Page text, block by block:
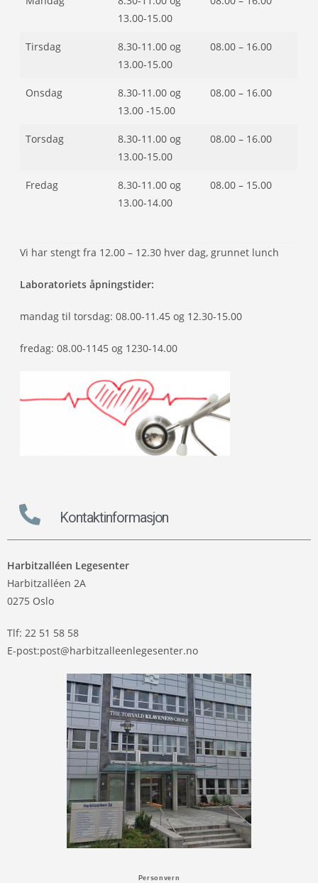
13.00-15.00
Tirsdag
8.30-11.00 og
13.00-15.00
08.00 – 16.00
Onsdag
8.30-11.00 og
13.00 -15.00
08.00 – 16.00
Torsdag
8.30-11.00 og
13.00-15.00
08.00 – 16.00
Fredag
8.30-11.00 og
13.00-14.00
08.00 – 15.00
Vi har stengt fra 12.00 – 12.30 hver dag, grunnet lunch
Laboratoriets åpningstider:
mandag til torsdag: 08.00-11.45 og 12.30-15.00
fredag: 08.00-1145 og 1230-14.00
Kontaktinformasjon
Harbitzalléen Legesenter
Harbitzalléen 2A
0275 Oslo
Tlf: 22 51 58 58
E-post:post@harbitzalleenlegesenter.no
Personvern